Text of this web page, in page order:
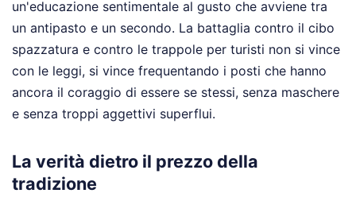
un'educazione sentimentale al gusto che avviene tra
un antipasto e un secondo. La battaglia contro il cibo
spazzatura e contro le trappole per turisti non si vince
con le leggi, si vince frequentando i posti che hanno
ancora il coraggio di essere se stessi, senza maschere
e senza troppi aggettivi superflui.
La verità dietro il prezzo della
tradizione